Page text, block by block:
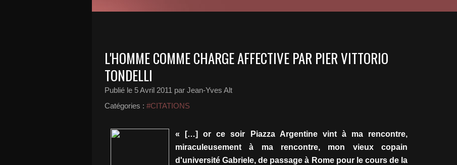
L'HOMME COMME CHARGE AFFECTIVE PAR PIER VITTORIO
TONDELLI
Publié le 5 Avril 2011 par Jean-Yves Alt
Catégories : #CITATIONS
« […] or ce soir Piazza Argentine vint à ma rencontre,
miraculeusement à ma rencontre, mon vieux copain
d'université Gabriele, de passage à Rome pour le cours de la